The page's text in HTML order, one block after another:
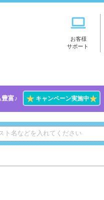
お客様
サポート
富♪ ★キャンペーン実施中★